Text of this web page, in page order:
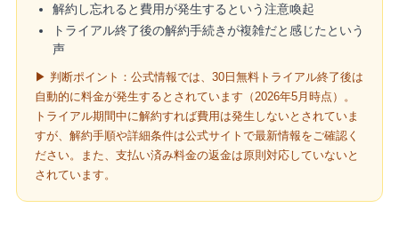
解約し忘れると費用が発生するという注意喚起
トライアル終了後の解約手続きが複雑だと感じたという
声
▶ 判断ポイント：公式情報では、30日無料トライアル終了後は
自動的に料金が発生するとされています（2026年5月時点）。
トライアル期間中に解約すれば費用は発生しないとされていま
すが、解約手順や詳細条件は公式サイトで最新情報をご確認く
ださい。また、支払い済み料金の返金は原則対応していないと
されています。